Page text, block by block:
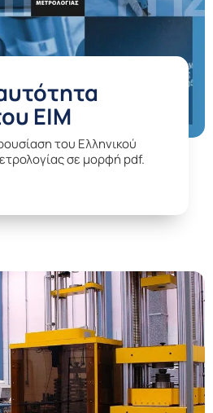
ΕΙΜ
του Ελληνικού
σε μορφή pdf.